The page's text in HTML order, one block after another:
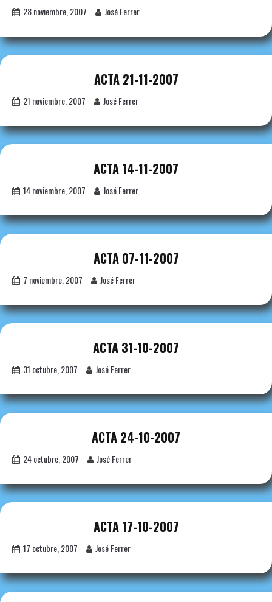
28 noviembre, 2007 José Ferrer
ACTA 21-11-2007
21 noviembre, 2007 José Ferrer
ACTA 14-11-2007
14 noviembre, 2007 José Ferrer
ACTA 07-11-2007
7 noviembre, 2007 José Ferrer
ACTA 31-10-2007
31 octubre, 2007 José Ferrer
ACTA 24-10-2007
24 octubre, 2007 José Ferrer
ACTA 17-10-2007
17 octubre, 2007 José Ferrer